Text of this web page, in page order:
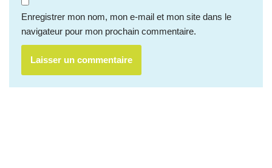
Enregistrer mon nom, mon e-mail et mon site dans le
navigateur pour mon prochain commentaire.